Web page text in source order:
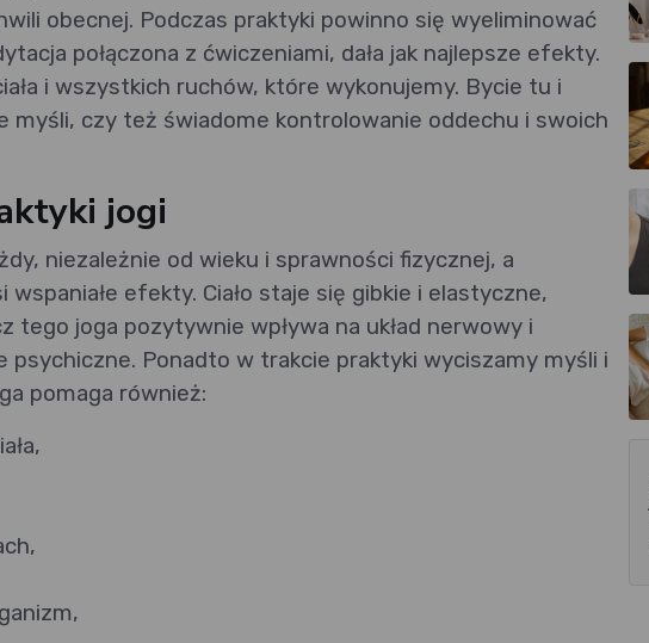
obecnej. Podczas praktyki powinno się wyeliminować
połączona z ćwiczeniami, dała jak najlepsze efekty.
i wszystkich ruchów, które wykonujemy. Bycie tu i
myśli, czy też świadome kontrolowanie oddechu i swoich
jogi
niezależnie od wieku i sprawności fizycznej, a
efekty. Ciało staje się gibkie i elastyczne,
tego joga pozytywnie wpływa na układ nerwowy i
psychiczne. Ponadto w trakcie praktyki wyciszamy myśli i
pomaga również: